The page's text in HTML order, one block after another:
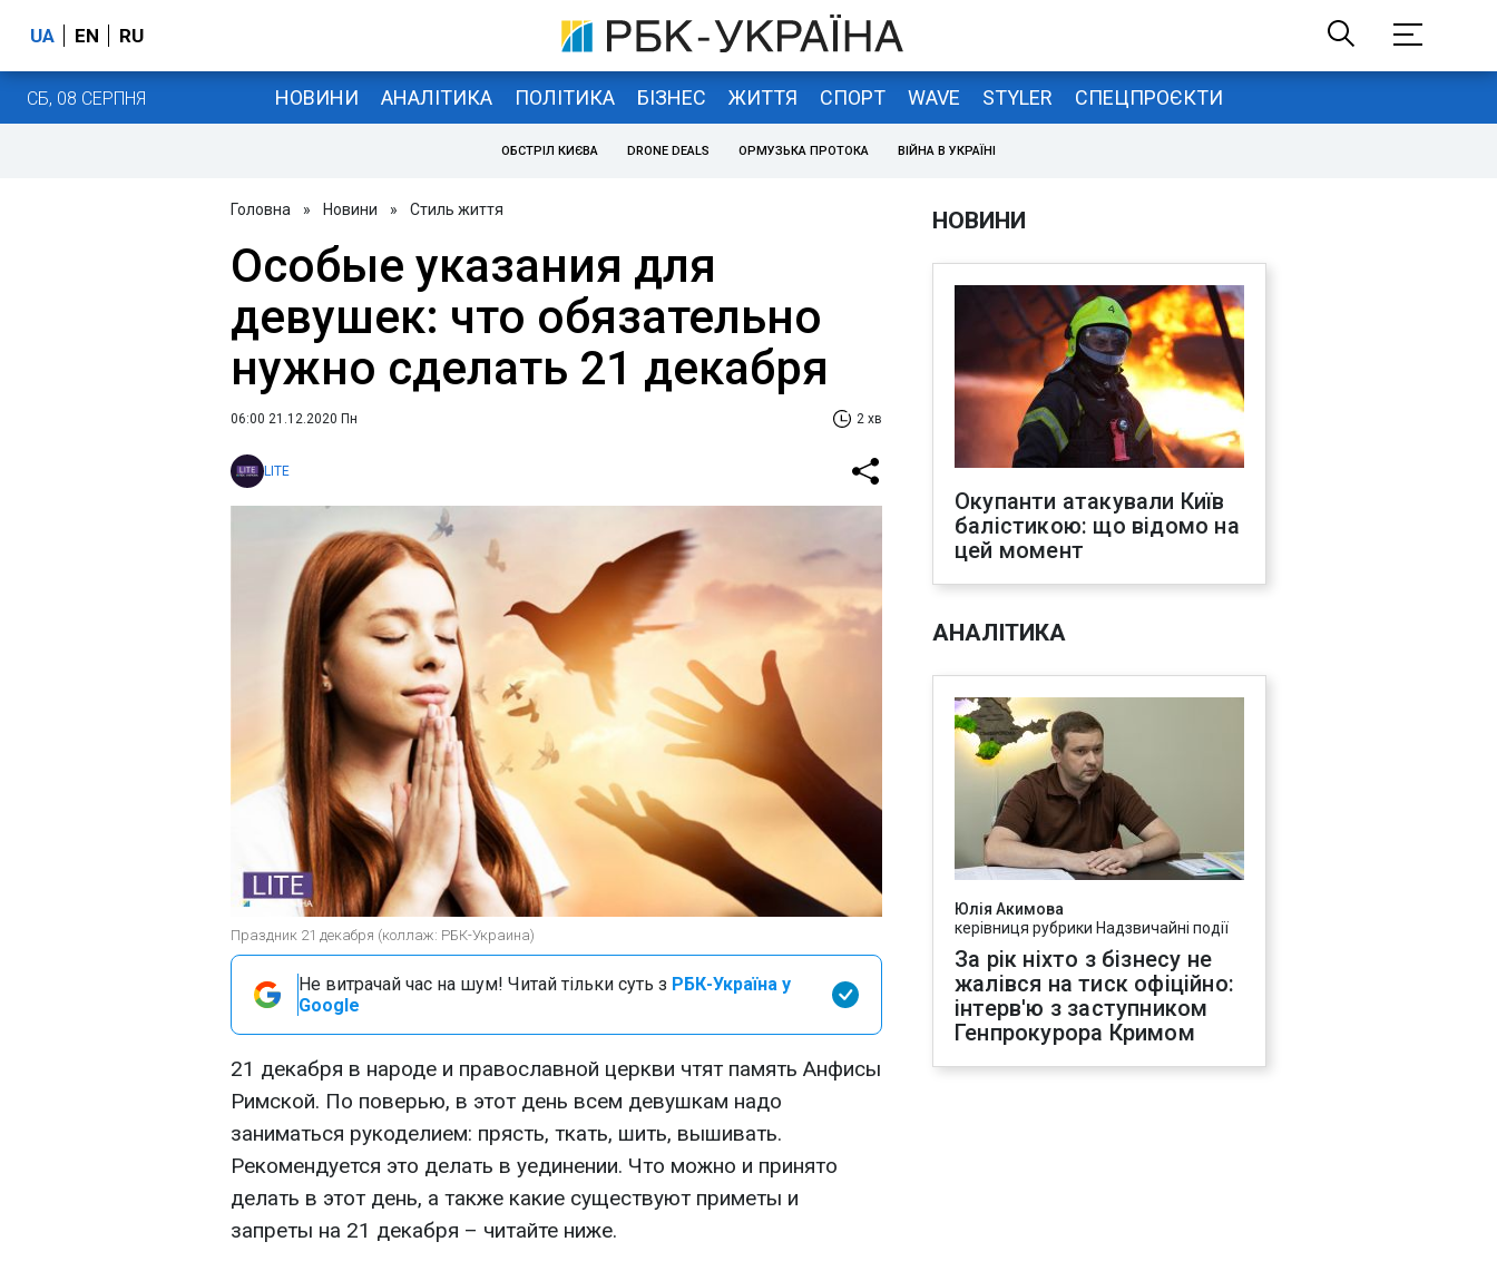
UA EN RU
СБ, 08 СЕРПНЯ НОВИНИ АНАЛІТИКА ПОЛІТИКА БІЗНЕС ЖИТТЯ СПОРТ WAVE STYLER СПЕЦПРОЄКТИ
ОБСТРІЛ КИЄВА DRONE DEALS ОРМУЗЬКА ПРОТОКА ВІЙНА В УКРАЇНІ
Головна » Новини » Стиль життя
Особые указания для
девушек: что обязательно
нужно сделать 21 декабря
06:00 21.12.2020 Пн 2 хв
LITE
Праздник 21 декабря (коллаж: РБК-Украина)
Не витрачай час на шум! Читай тільки суть з РБК-Україна у
Google
21 декабря в народе и православной церкви чтят память Анфисы
Римской. По поверью, в этот день всем девушкам надо
заниматься рукоделием: прясть, ткать, шить, вышивать.
Рекомендуется это делать в уединении. Что можно и принято
делать в этот день, а также какие существуют приметы и
запреты на 21 декабря – читайте ниже.
НОВИНИ
Окупанти атакували Київ
балістикою: що відомо на
цей момент
АНАЛІТИКА
Юлія Акимова
керівниця рубрики Надзвичайні події
За рік ніхто з бізнесу не
жалівся на тиск офіційно:
інтерв'ю з заступником
Генпрокурора Кримом